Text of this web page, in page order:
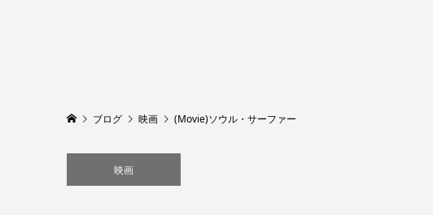
ブログ 映画 (Movie)ソウル・サーファー
映画